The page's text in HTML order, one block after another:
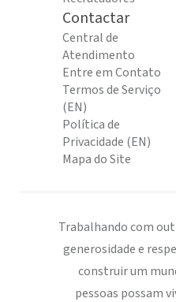
Contactar
Central de
Atendimento
Entre em Contato
Termos de Serviço
(EN)
Política de
Privacidade (EN)
Mapa do Site
Trabalhando com
generosidade e
construir um
pessoas possam